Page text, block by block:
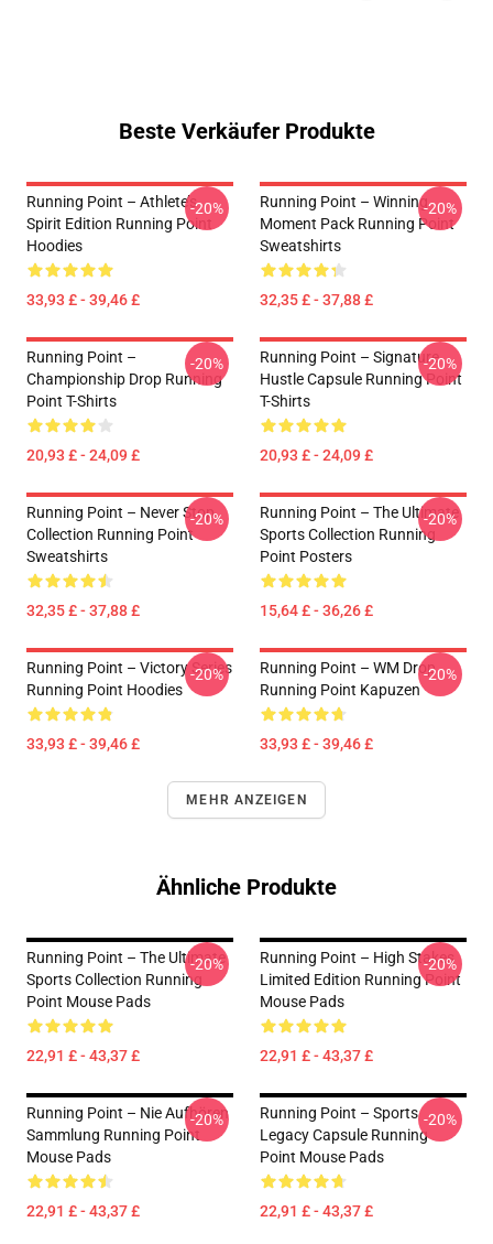
Beste Verkäufer Produkte
Running Point – Athlete’s
Spirit Edition Running Point
Hoodies
33,93 £ - 39,46 £
-20%
Running Point – Winning
Moment Pack Running Point
Sweatshirts
32,35 £ - 37,88 £
-20%
Running Point –
Championship Drop Running
Point T-Shirts
20,93 £ - 24,09 £
-20%
Running Point – Signature
Hustle Capsule Running Point
T-Shirts
20,93 £ - 24,09 £
-20%
Running Point – Never Stop
Collection Running Point
Sweatshirts
32,35 £ - 37,88 £
-20%
Running Point – The Ultimate
Sports Collection Running
Point Posters
15,64 £ - 36,26 £
-20%
Running Point – Victory Series
Running Point Hoodies
33,93 £ - 39,46 £
-20%
Running Point – WM Drop
Running Point Kapuzen
33,93 £ - 39,46 £
-20%
MEHR ANZEIGEN
Ähnliche Produkte
Running Point – The Ultimate
Sports Collection Running
Point Mouse Pads
22,91 £ - 43,37 £
-20%
Running Point – High Stakes
Limited Edition Running Point
Mouse Pads
22,91 £ - 43,37 £
-20%
Running Point – Nie Aufhören
Sammlung Running Point
Mouse Pads
22,91 £ - 43,37 £
-20%
Running Point – Sports
Legacy Capsule Running
Point Mouse Pads
22,91 £ - 43,37 £
-20%